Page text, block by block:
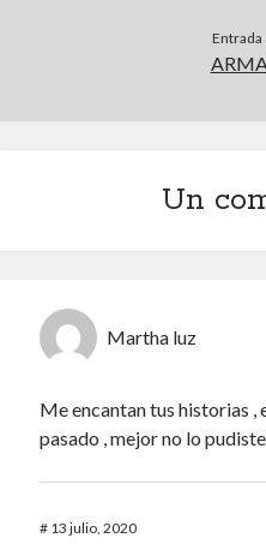
Un
Martha luz
Me encantan tus historias ,
pasado , mejor no lo
# 13 julio, 2020